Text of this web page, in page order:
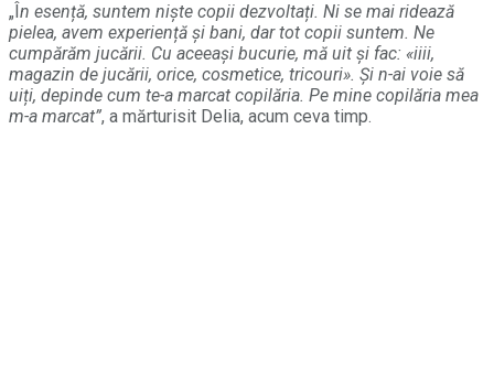
„Î n esență, suntem niște copii dezvoltați. Ni se mai ridează
pielea, avem experiență și bani, dar tot copii suntem. Ne
cumpărăm jucării. Cu aceeași bucurie, mă uit și fac: «iiii,
magazin de jucării, orice, cosmetice, tricouri». Și n-ai voie să
uiți, depinde cum te-a marcat copilăria. Pe mine copilăria mea
m-a marcat”, a mărturisit Delia, acum ceva timp.